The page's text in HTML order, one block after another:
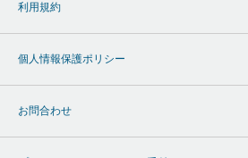
利用規約
個人情報保護ポリシー
お問合わせ